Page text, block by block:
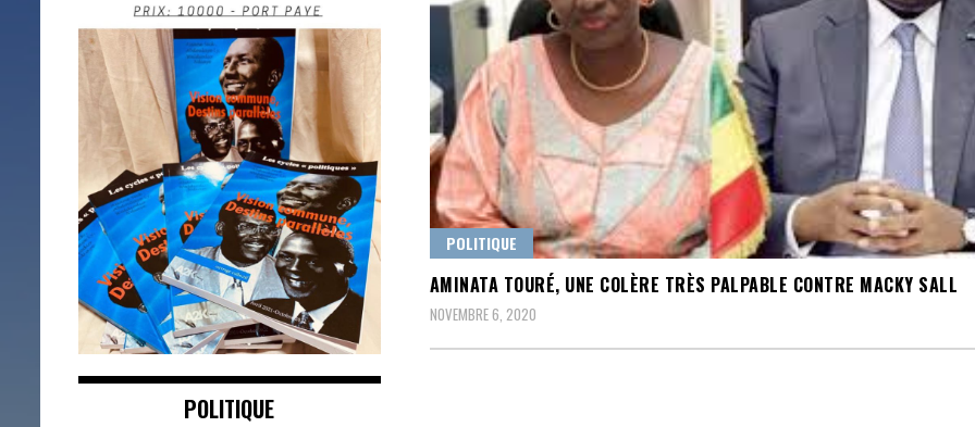
POLITIQUE
AMINATA TOURÉ, UNE COLÈRE TRÈS PALPABLE CONTRE MACKY SALL
NOVEMBRE 6, 2020
POLITIQUE